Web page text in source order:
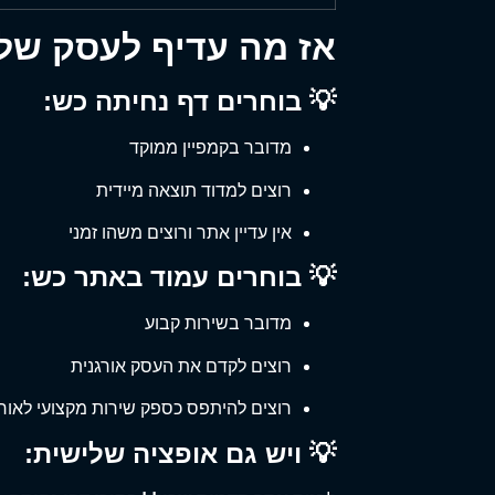
אז מה עדיף לעסק
💡 בוחרים דף נחיתה כש:
מדובר בקמפיין ממוקד
רוצים למדוד תוצאה מיידית
אין עדיין אתר ורוצים משהו זמני
💡 בוחרים עמוד באתר כש:
מדובר בשירות קבוע
רוצים לקדם את העסק אורגנית
רוצים להיתפס כספק שירות מקצועי
💡 ויש גם אופציה שלישית: